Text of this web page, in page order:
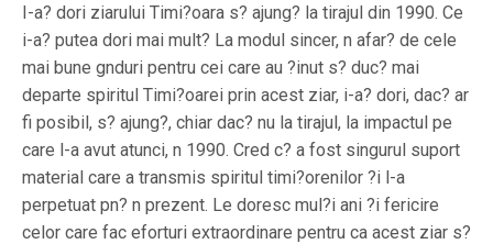
I-a? dori ziarului Timi?oara s? ajung? la tirajul din 1990. Ce
i-a? putea dori mai mult? La modul sincer, n afar? de cele
mai bune gnduri pentru cei care au ?inut s? duc? mai
departe spiritul Timi?oarei prin acest ziar, i-a? dori, dac? ar
fi posibil, s? ajung?, chiar dac? nu la tirajul, la impactul pe
care l-a avut atunci, n 1990. Cred c? a fost singurul suport
material care a transmis spiritul timi?orenilor ?i l-a
perpetuat pn? n prezent. Le doresc mul?i ani ?i fericire
celor care fac eforturi extraordinare pentru ca acest ziar s?